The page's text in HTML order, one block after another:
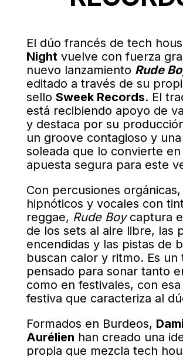
El dúo francés de tech
Nightvuelve con fuerza
nuevo lanzamiento Rude
editado a través de su
sello Sweek Records. El
está recibiendo apoyo de
y destaca por su
un groove contagioso y
soleada que lo convierte en
apuesta segura para este
Con percusiones
hipnóticos y vocales con
reggae, Rude Boycaptura
de los sets al aire libre, las
encendidas y las pistas de
buscan calor y ritmo. Es un
pensado para sonar tanto
como en festivales, con
festiva que caracteriza al
Formados en Burdeos,
Aurélien han creado una
propia que mezcla tech